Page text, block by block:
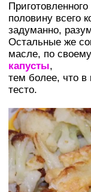
половину всего
задуманно,
Остальные же
масле, по
капусты,
тем более, что
тесто.